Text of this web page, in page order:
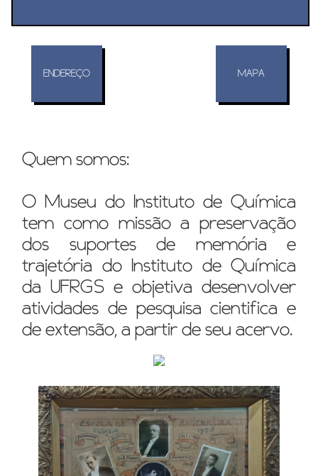
ENDEREÇO MAPA
Quem somos:
O Museu do Instituto de Química
tem como missão a preservação
dos suportes de memória e
trajetória do Instituto de Química
da UFRGS e objetiva desenvolver
atividades de pesquisa cientifica e
de extensão, a partir de seu acervo.